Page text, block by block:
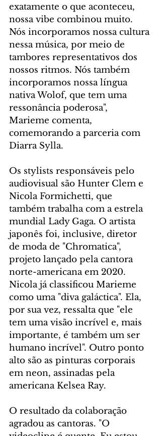
exatamente o que aconteceu,
nossa vibe combinou muito.
Nós incorporamos nossa cultura
nessa música, por meio de
tambores representativos dos
nossos ritmos. Nós também
incorporamos nossa língua
nativa Wolof, que tem uma
ressonância poderosa",
Marieme comenta,
comemorando a parceria com
Diarra Sylla.
Os stylists responsáveis pelo
audiovisual são Hunter Clem e
Nicola Formichetti, que
também trabalha com a estrela
mundial Lady Gaga. O artista
japonês foi, inclusive, diretor
de moda de "Chromatica",
projeto lançado pela cantora
norte-americana em 2020.
Nicola já classificou Marieme
como uma "diva galáctica". Ela,
por sua vez, ressalta que "ele
tem uma visão incrível e, mais
importante, é também um ser
humano incrível". Outro ponto
alto são as pinturas corporais
em neon, assinadas pela
americana Kelsea Ray.
O resultado da colaboração
agradou as cantoras. "O